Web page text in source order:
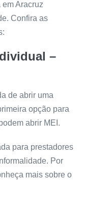
Aracruz
Confira as
–
de abrir uma
opção para
abrir MEI.
para prestadores
Por
mais sobre o